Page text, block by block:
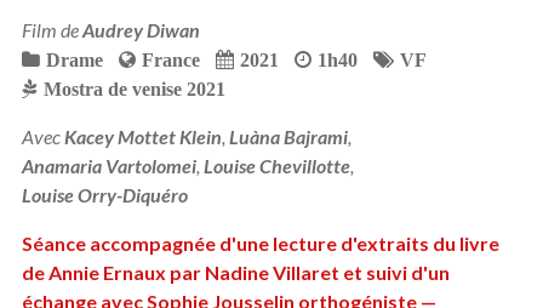
Film deAudrey Diwan
Drame France 2021 1h40
VF
Mostra de venise 2021
Avec Kacey Mottet Klein Luàna Bajrami,
Anamaria Vartolomei, Louise Chevillotte,
Louise Orry-Diquéro
Séance accompagnée d'une lecture d'extraits du livre
de Annie Ernaux par Nadine Villaret et suivi d'un
échange avec Sophie Jousselin orthogéniste —